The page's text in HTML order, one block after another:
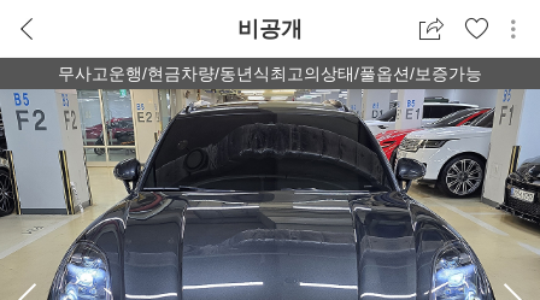
비공개
무사고운행/현금차량/동년식최고의상태/풀옵션/보증가능